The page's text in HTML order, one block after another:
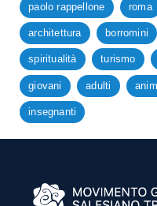
paolo rappellone roma
architettura borromini
spiritualità turismo
giovani adulti
insegnanti